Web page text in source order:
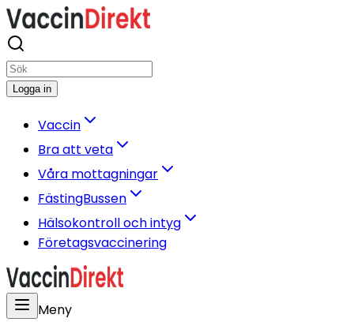
Logga in
Vaccin
Bra att veta
Våra mottagningar
FästingBussen
Hälsokontroll och intyg
Företagsvaccinering
Meny